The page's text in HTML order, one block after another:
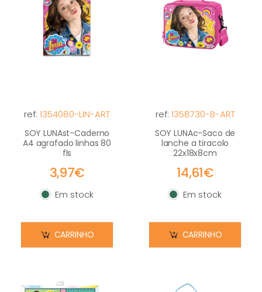
ref: 1354080-LIN-ART
SOY LUNAst-Caderno
A4 agrafado linhas 80
fls
3,97€
Em stock
Em stock
CARRINHO
ref: 1358730-B-ART
SOY LUNAc-Saco de
lanche a tiracolo
22x18x8cm
14,61€
Em stock
Em stock
CARRINHO